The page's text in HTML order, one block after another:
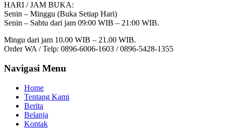
HARI / JAM BUKA:
Senin – Minggu (Buka Setiap Hari)
Senin – Sabtu dari jam 09:00 WIB – 21:00 WIB.
Mingu dari jam 10.00 WIB – 21.00 WIB.
Order WA / Telp: 0896-6006-1603 / 0896-5428-1355
Navigasi Menu
Home
Tentang Kami
Berita
Belanja
Kontak